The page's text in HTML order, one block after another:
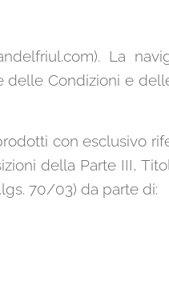
La
delle Condizioni e
con esclusivo
della Parte III,
70/03) da parte di: